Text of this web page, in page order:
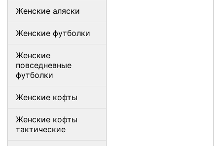
Женские аляски
Женские футболки
Женские
повседневные
футболки
Женские кофты
Женские кофты
тактические